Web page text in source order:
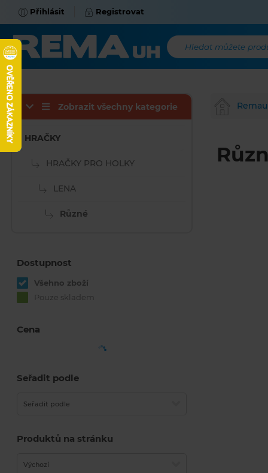
Přihlásit Registrovat
Hledat můžete
Zobrazit všechny kategorie
HRAČKY
HRAČKY PRO HOLKY
LENA
Různé
Dostupnost
Všehno zboží
Pouze skladem
Cena
Seřadit podle
Seřadit podle
Produktů na stránku
Výchozí